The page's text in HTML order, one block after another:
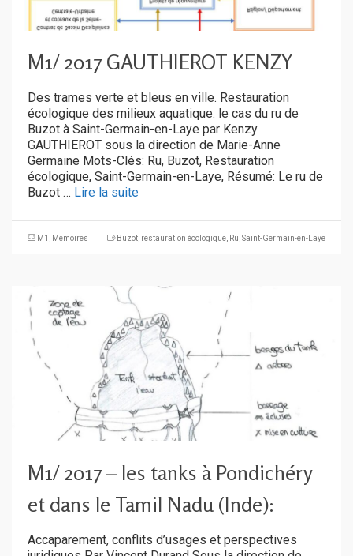
M1/ 2017 GAUTHIEROT KENZY
Des trames verte et bleus en ville. Restauration
écologique des milieux aquatique: le cas du ru de
Buzot à Saint-Germain-en-Laye par Kenzy
GAUTHIEROT sous la direction de Marie-Anne
Germaine Mots-Clés: Ru, Buzot, Restauration
écologique, Saint-Germain-en-Laye, Résumé: Le ru de
Buzot … Lire la suite
M1 Mémoires Buzot restauration écologique Ru Saint-Germain-en-Laye
M1/ 2017 – les tanks à Pondichéry
et dans le Tamil Nadu (Inde):
Accaparement, conflits d’usages et perspectives